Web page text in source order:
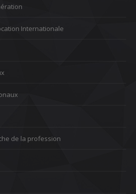
Internationale
de la profession